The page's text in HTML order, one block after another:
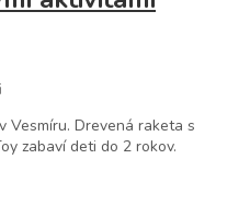
Vesmíru. Drevená raketa s
zabaví deti do 2 rokov.